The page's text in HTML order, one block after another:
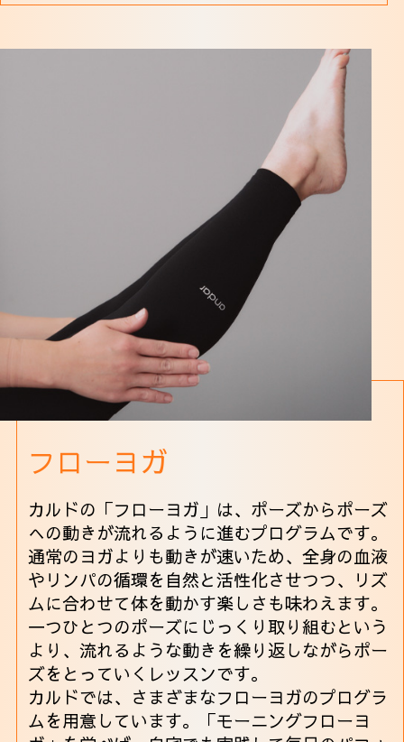
フローヨガ
カルドの「フローヨガ」は、ポーズからポーズ
への動きが流れるように進むプログラムです。
通常のヨガよりも動きが速いため、全身の血液
やリンパの循環を自然と活性化させつつ、リズ
ムに合わせて体を動かす楽しさも味わえます。
一つひとつのポーズにじっくり取り組むという
より、流れるような動きを繰り返しながらポー
ズをとっていくレッスンです。
カルドでは、さまざまなフローヨガのプログラ
ムを用意しています。「モーニングフローヨ